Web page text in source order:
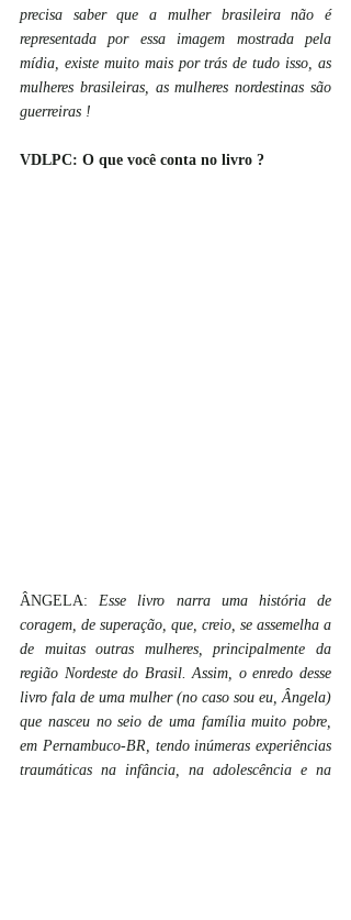
precisa saber que a mulher brasileira não é
representada por essa imagem mostrada pela
mídia, existe muito mais por trás de tudo isso, as
mulheres brasileiras, as mulheres nordestinas são
guerreiras !
VDLPC: O que você conta no livro ?
ÂNGELA: Esse livro narra uma história de
coragem, de superação, que, creio, se assemelha a
de muitas outras mulheres, principalmente da
região Nordeste do Brasil. Assim, o enredo desse
livro fala de uma mulher (no caso sou eu, Ângela)
que nasceu no seio de uma família muito pobre,
em Pernambuco-BR, tendo inúmeras experiências
traumáticas na infância, na adolescência e na